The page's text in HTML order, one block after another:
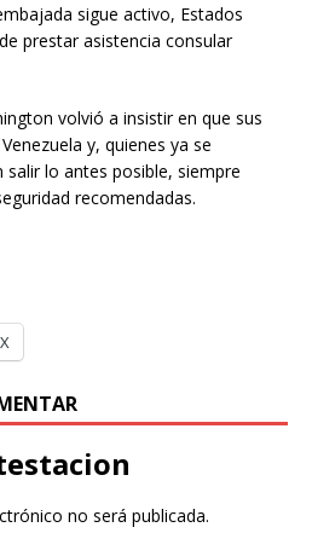
sigue activo, Estados
prestar asistencia consular
volvió a insistir en que sus
y, quienes ya se
lo antes posible, siempre
recomendadas.
X
no será publicada.